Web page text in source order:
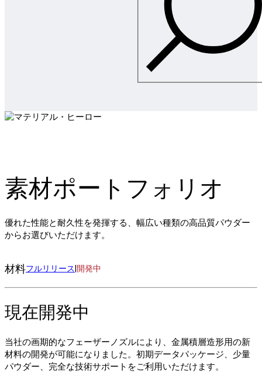
素材ポートフォリオ
優れた性能と耐久性を発揮する、幅広い種類の高品質パウダー
からお選びいただけます。
材料フルリリース 開発中
現在開発中
当社の画期的なフェーザーノズルにより、金属積層造形用の新
材料の開発が可能になりました。初期データパッケージ、少量
パウダー、完全な技術サポートをご利用いただけます。